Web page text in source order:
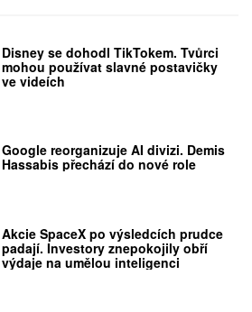
Disney se dohodl TikTokem. Tvůrci
mohou používat slavné postavičky
ve videích
Google reorganizuje AI divizi. Demis
Hassabis přechází do nové role
Akcie SpaceX po výsledcích prudce
padají. Investory znepokojily obří
výdaje na umělou inteligenci